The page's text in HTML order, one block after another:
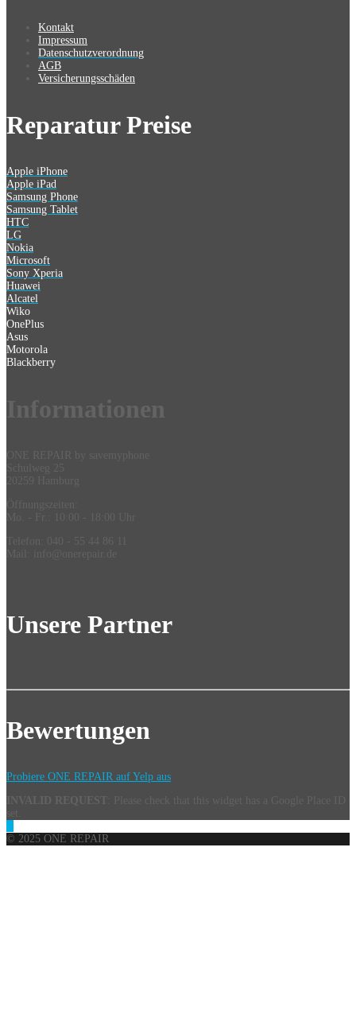
Kontakt
Impressum
Datenschutzverordnung
AGB
Versicherungsschäden
Reparatur Preise
Apple iPhone
Apple iPad
Samsung Phone
Samsung Tablet
HTC
LG
Nokia
Microsoft
Sony Xperia
Huawei
Alcatel
Wiko
OnePlus
Asus
Motorola
Blackberry
Information
ONE REPAIR by savemyphone
Schulweg 25
Unsere Partner
Bewertungen
Probiere ONE REPAIR auf Yelp aus
INVALID REQUEST
© 2025 ONE REPAIR